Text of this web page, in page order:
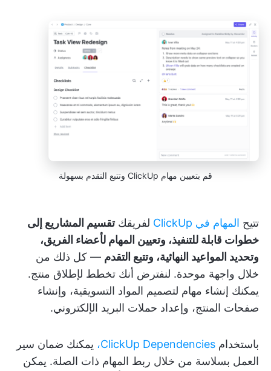
قم بتعيين مهام ClickUp وتتبع التقدم بسهولة
تتيح المهام في ClickUp لفريقكتقسيم المشاريع إلى
خطوات قابلة للتنفيذ، وتعيين المهام لأعضاء الفريق،
وتحديد المواعيد النهائية، وتتبع التقدم — كل ذلك من
خلال واجهة موحدة. لنفترض أنك تخطط لإطلاق منتج.
يمكنك إنشاء مهام لتصميم المواد التسويقية، وإنشاء
صفحات المنتج، وإعداد حملات البريد الإلكتروني.
باستخدام ClickUp Dependencies،
يمكنك ضمان سير
العمل بسلاسة من خلال ربط المهام ذات الصلة. يمكن